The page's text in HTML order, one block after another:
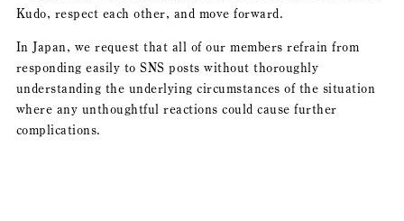
Kudo, respect each other, and move forward.
In Japan, we request that all of our members refrain from
responding easily to SNS posts without thoroughly
understanding the underlying circumstances of the situation
where any unthoughtful reactions could cause further
complications.